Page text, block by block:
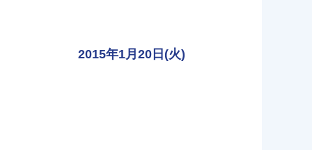
2015年1月20日(火)